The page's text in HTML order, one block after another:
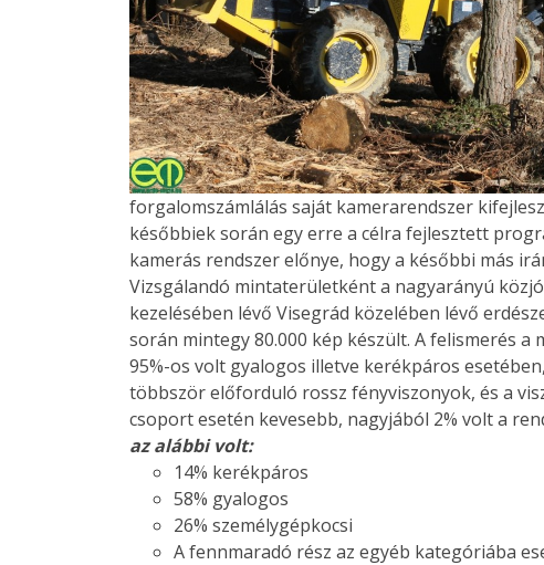
forgalomszámlálás saját kamerarendszer
későbbiek során egy erre a célra fejlesztett
kamerás rendszer előnye, hogy a későbbi más
Vizsgálandó mintaterületként a nagyarányú
kezelésében lévő Visegrád közelében lévő
során mintegy 80.000 kép készült. A felismerés
95%-os volt gyalogos illetve kerékpáros
többször előforduló rossz fényviszonyok, és a
csoport esetén kevesebb, nagyjából 2% volt a
az alábbi volt:
14% kerékpáros
58% gyalogos
26% személygépkocsi
A fennmaradó rész az egyéb kategóriába